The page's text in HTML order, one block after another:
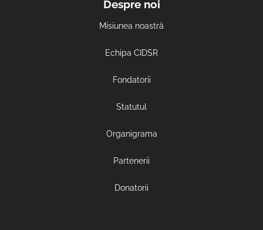
Despre noi
Misiunea noastră
Echipa CIDSR
Fondatorii
Statutul
Organigrama
Partenerii
Donatorii